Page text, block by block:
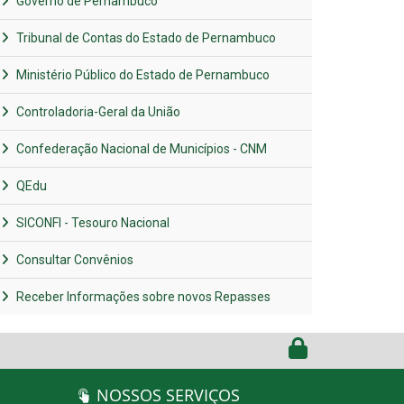
Tribunal de Contas do Estado de Pernambuco
Ministério Público do Estado de Pernambuco
Controladoria-Geral da União
Confederação Nacional de Municípios - CNM
QEdu
SICONFI - Tesouro Nacional
Consultar Convênios
Receber Informações sobre novos Repasses
NOSSOS SERVIÇOS